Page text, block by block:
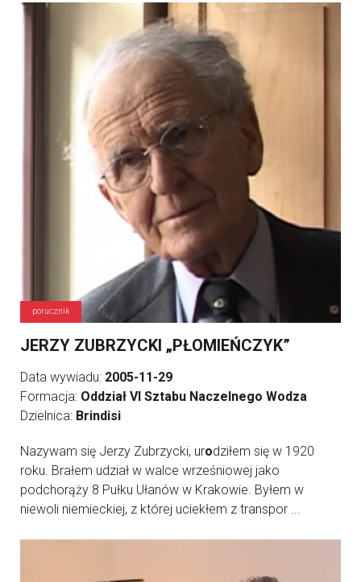
porucznik
JERZY ZUBRZYCKI „PŁOMIEŃCZYK”
Data wywiadu: 2005-11-29
Formacja: Oddział VI Sztabu Naczelnego Wodza
Dzielnica: Brindisi
Nazywam się Jerzy Zubrzycki, urodziłem się w 1920
roku. Brałem udział w walce wrześniowej jako
podchorąży 8 Pułku Ułanów w Krakowie. Byłem w
niewoli niemieckiej, z której uciekłem z transpor ...